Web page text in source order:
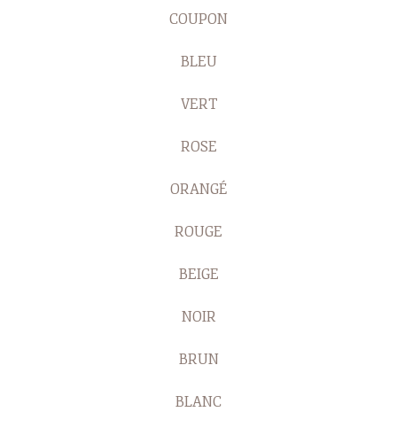
COUPON
BLEU
VERT
ROSE
ORANGÉ
ROUGE
BEIGE
NOIR
BRUN
BLANC